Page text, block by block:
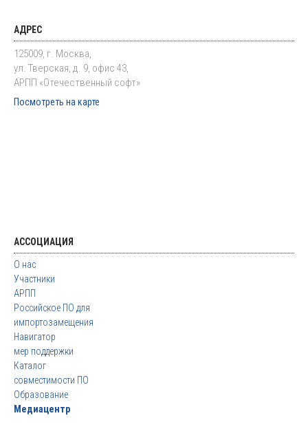
АДРЕС
125009, г. Москва,
ул. Тверская, д. 9, офис 43,
АРПП «Отечественный софт»
Посмотреть на карте
АССОЦИАЦИЯ
О нас
Участники
АРПП
Российское ПО для
импортозамещения
Навигатор
мер поддержки
Каталог
совместимости ПО
Образование
Медиацентр